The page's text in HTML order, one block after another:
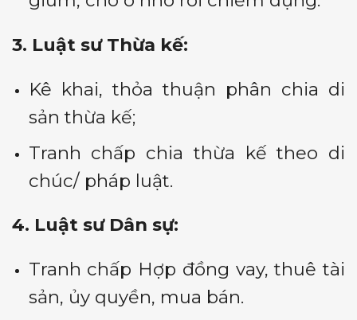
3. Luật sư Thừa kế:
Kê khai, thỏa thuận phân chia di
sản thừa kế;
Tranh chấp chia thừa kế theo di
chúc/ pháp luật.
4. Luật sư Dân sự:
Tranh chấp Hợp đồng vay, thuê tài
sản, ủy quyền, mua bán.